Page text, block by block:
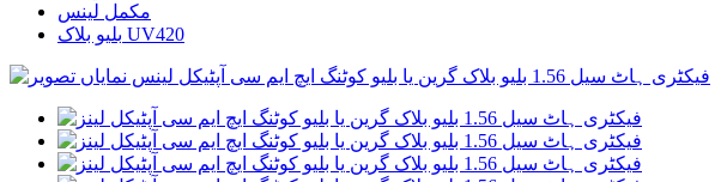
مکمل لینس
بلیو بلاک UV420